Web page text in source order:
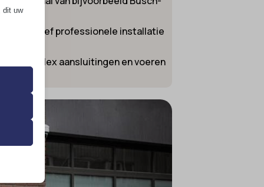
Inclusief professionele installatie
Perilex aansluitingen en voeren
dit uw
van